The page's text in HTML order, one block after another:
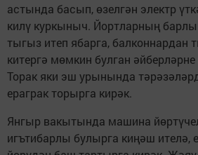
астында басып, өзелгән электр
килү куркыныч. Йортларның
тыгыз итеп ябарга, балконнардан
китергә мөмкин булган
Торак яки эш урынында
ераграк торырга кирәк.
Янгыр вакытында машина
игътибарлы булырга киңәш ителә,